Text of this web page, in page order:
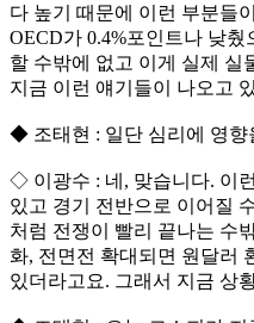
다 높기 때문에 이런 부분들
OECD가 0.4%포인트나 낮
할 수밖에 없고 이게 실제 실
지금 이런 얘기들이 나오고
◆ 조태현 : 일단 심리에 영향
◇ 이광수 : 네, 맞습니다. 이
있고 경기 전반으로 이어질
처럼 전쟁이 빨리 끝나는 수
화, 전면전 확대되면 원달러
있더라고요. 그래서 지금 상